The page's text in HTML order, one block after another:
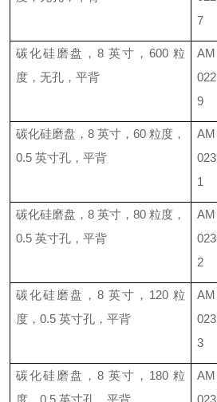
7
碳化硅磨盘， 8 英寸， 600 粒
度，无孔，平背
AM
022
9
碳化硅磨盘， 8 英寸， 60 粒度，
0.5 英寸孔，平背
AM
023
1
碳化硅磨盘， 8 英寸， 80 粒度，
0.5 英寸孔，平背
AM
023
2
碳化硅磨盘， 8 英寸， 120 粒
度， 0.5 英寸孔，平背
AM
023
3
碳化硅磨盘， 8 英寸， 180 粒
度， 0.5 英寸孔，平背
AM
023